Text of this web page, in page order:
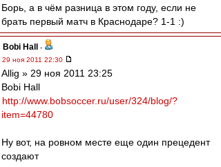
Борь, а в чём разница в этом году, если не
брать первый матч в Краснодаре? 1-1 :)
Bobi Hall
-
29 ноя 2011 22:30
Allig » 29 ноя 2011 23:25
Bobi Hall
http://www.bobsoccer.ru/user/324/blog/?
item=44780
Ну вот, на ровном месте еще один прецедент
создают